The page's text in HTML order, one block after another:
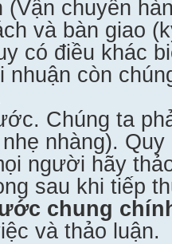
(Vận chuyển
và bàn giao
có điều khác
nhuận còn
Chúng ta
nhàng).
người hãy
sau khi tiếp
chung
và thảo luận.